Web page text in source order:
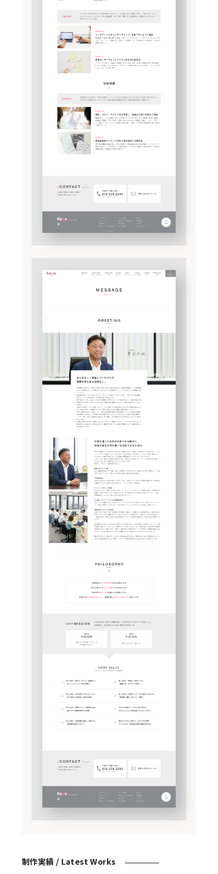
制作実績 / Latest Works